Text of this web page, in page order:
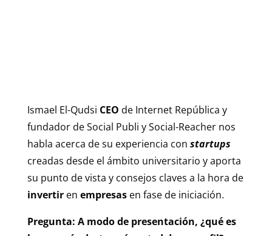
Ismael El-Qudsi CEO de Internet República y
fundador de Social Publi y Social-Reacher nos
habla acerca de su experiencia con startups
creadas desde el ámbito universitario y aporta
su punto de vista y consejos claves a la hora de
invertiren empresasen fase de iniciación.
Pregunta: A modo de presentación, ¿qué es